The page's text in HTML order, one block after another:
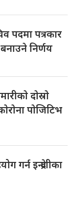
पदमा पत्रकार
निर्णय
दाेस्राे
पाेजिटिभ
गर्न इन्द्रेणीका